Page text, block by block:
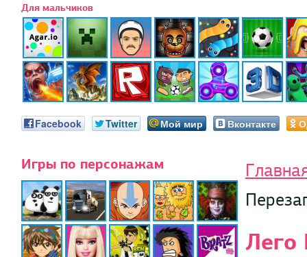
Для мальчиков
Facebook Twitter Мой мир Вконтакте
Игры по персонажам
Лего